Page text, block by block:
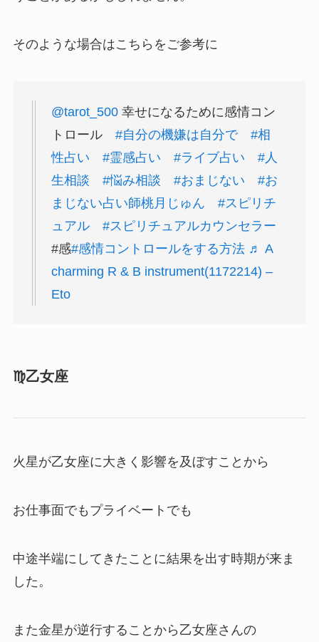
そのような場合はこちらをご参考に
@tarot_500幸せになるために感情コン
トロール #自分の機嫌は自分で
#相
性占い
#霊感占い #ライブ占い
#人
生相談
#悩み相談 #おまじない
#お
まじない占い師桃月じゅん
#スピリチ
ュアル
#スピリチュアルカウンセラー
#感#感情コントロールをする方法 ♬ A
charming R & B instrument(1172214) –
Eto
♍️乙女座
火星が乙女座に大きく影響を及ぼすことから
お仕事面でもプライベートでも
中途半端にしてきたことに結果を出す時期が来ま
した。
また金星が逆行することから乙女座さんの